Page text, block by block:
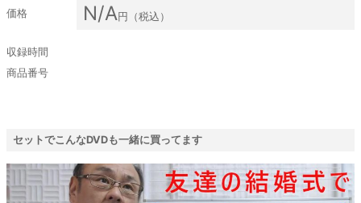
価格 N/A円（税込）
収録時間
商品番号
セットでこんなDVDも一緒に買ってます